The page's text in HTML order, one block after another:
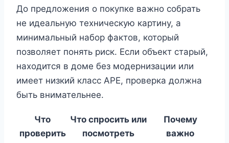
До предложения о покупке важно собрать
не идеальную техническую картину, а
минимальный набор фактов, который
позволяет понять риск. Если объект старый,
находится в доме без модернизации или
имеет низкий класс APE, проверка должна
быть внимательнее.
Что
проверить
Что спросить или
посмотреть
Почему
важно